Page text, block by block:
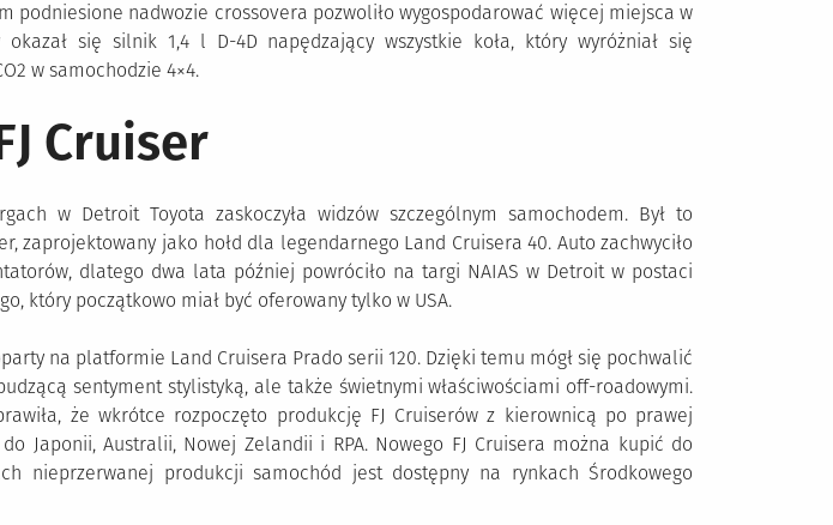
podniesione nadwozie crossovera pozwoliło wygospodarować więcej miejsca w
okazał się silnik 1,4 l D-4D napędzający wszystkie koła, który wyróżniał się
w samochodzie 4×4.
Cruiser
w Detroit Toyota zaskoczyła widzów szczególnym samochodem. Był to
zaprojektowany jako hołd dla legendarnego Land Cruisera 40. Auto zachwyciło
dlatego dwa lata później powróciło na targi NAIAS w Detroit w postaci
który początkowo miał być oferowany tylko w USA.
na platformie Land Cruisera Prado serii 120. Dzięki temu mógł się pochwalić
sentyment stylistyką, ale także świetnymi właściwościami off-roadowymi.
że wkrótce rozpoczęto produkcję FJ Cruiserów z kierownicą po prawej
Japonii, Australii, Nowej Zelandii i RPA. Nowego FJ Cruisera można kupić do
nieprzerwanej produkcji samochód jest dostępny na rynkach Środkowego